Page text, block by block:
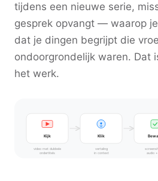
tijdens een nieuwe serie,
gesprek opvangt — waarop
dat je dingen begrijpt die
ondoorgrondelijk waren. Dat
het werk.
Kijk Klik
video met dubbele
ondertitels
vertaling
in context
audio